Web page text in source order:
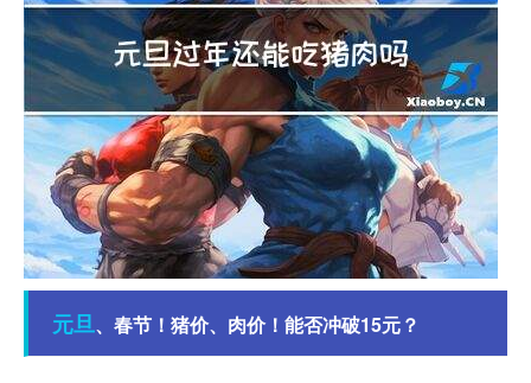
元旦、春节！猪价、肉价！能否冲破15元？